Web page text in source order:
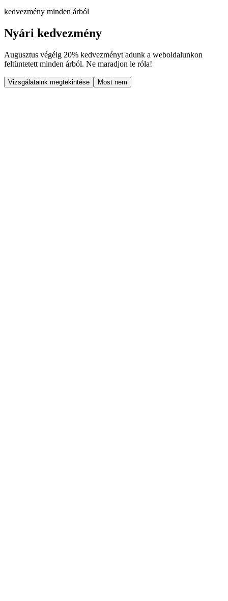
kedvezmény minden árból
Nyári kedvezmény
Augusztus végéig 20% kedvezményt adunk a weboldalunkon
feltüntetett minden árból. Ne maradjon le róla!
Vizsgálataink megtekintése Most nem